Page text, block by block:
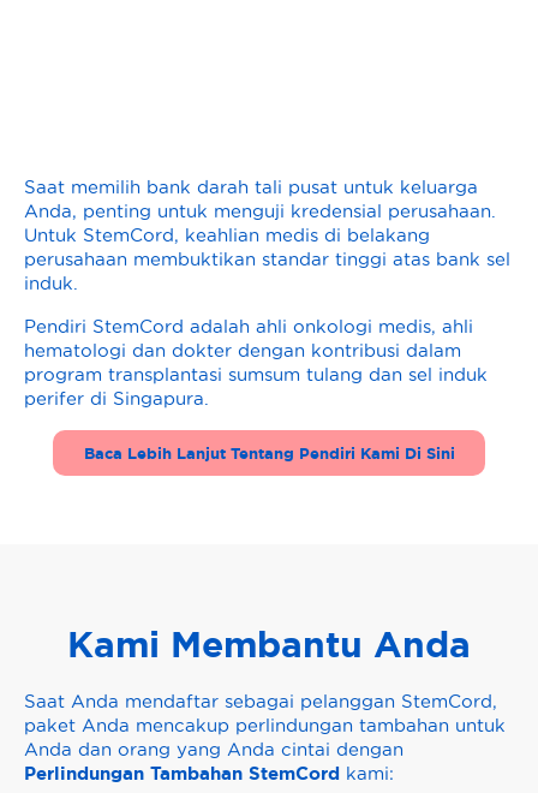
Saat memilih bank darah tali pusat untuk keluarga
Anda, penting untuk menguji kredensial perusahaan.
Untuk StemCord, keahlian medis di belakang
perusahaan membuktikan standar tinggi atas bank sel
induk.
Pendiri StemCord adalah ahli onkologi medis, ahli
hematologi dan dokter dengan kontribusi dalam
program transplantasi sumsum tulang dan sel induk
perifer di Singapura.
Baca Lebih Lanjut Tentang Pendiri Kami Di Sini
Kami Membantu Anda
Saat Anda mendaftar sebagai pelanggan StemCord,
paket Anda mencakup perlindungan tambahan untuk
Anda dan orang yang Anda cintai dengan
Perlindungan Tambahan StemCord kami: